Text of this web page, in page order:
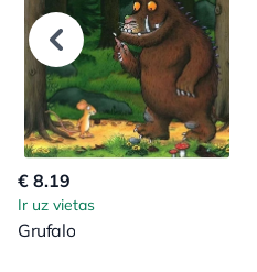
€ 8.19
Ir uz vietas
Grufalo